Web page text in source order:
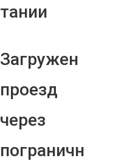
тании
Загружен
проезд
через
пограничн